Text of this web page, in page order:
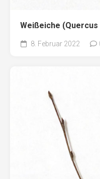
Weißeiche (Quercus
8. Februar 2022